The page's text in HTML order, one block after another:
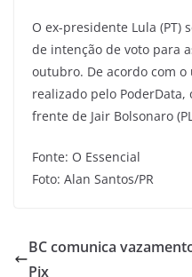
O ex-presidente Lula (PT)
de intenção de voto para
outubro. De acordo com
realizado pelo PoderData,
frente de Jair Bolsonaro
Fonte: O Essencial
Foto: Alan Santos/PR
BC comunica
Pix